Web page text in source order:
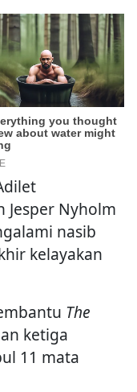
Jesper Nyholm
nasib
kelayakan
The
ketiga
11 mata